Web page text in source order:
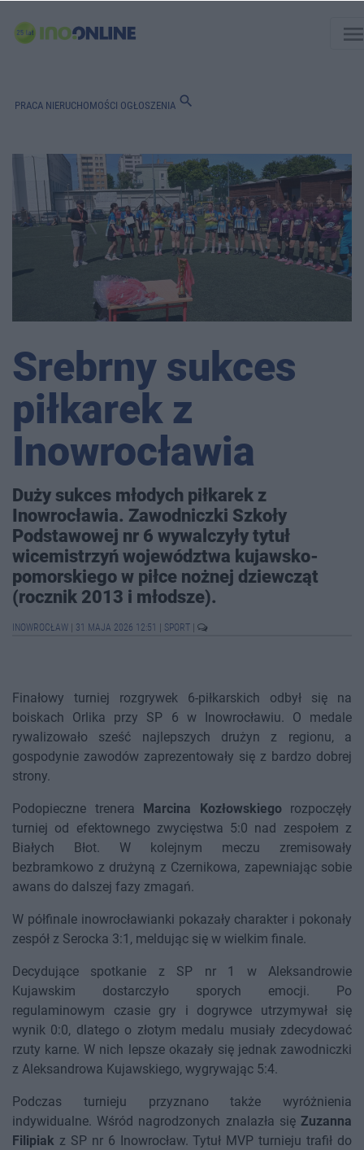
PRACA NIERUCHOMOŚCI OGŁOSZENIA search
Srebrny sukces
piłkarek z
Inowrocławia
Duży sukces młodych piłkarek z
Inowrocławia. Zawodniczki Szkoły
Podstawowej nr 6 wywalczyły tytuł
wicemistrzyń województwa kujawsko-
pomorskiego w piłce nożnej dziewcząt
(rocznik 2013 i młodsze).
INOWROCŁAW 31 MAJA 2026 12:51 SPORT
Finałowy turniej rozgrywek 6-piłkarskich odbył się na
boiskach Orlika przy SP 6 w Inowrocławiu. O medale
rywalizowało sześć najlepszych drużyn z regionu, a
gospodynie zawodów zaprezentowały się z bardzo dobrej
strony.
Podopieczne trenera Marcina Kozłowskiegorozpoczęły
turniej od efektownego zwycięstwa 5:0 nad zespołem z
Białych Błot. W kolejnym meczu zremisowały
bezbramkowo z drużyną z Czernikowa, zapewniając sobie
awans do dalszej fazy zmagań.
W półfinale inowrocławianki pokazały charakter i pokonały
zespół z Serocka 3:1, meldując się w wielkim finale.
Decydujące spotkanie z SP nr 1 w Aleksandrowie
Kujawskim dostarczyło sporych emocji. Po
regulaminowym czasie gry i dogrywce utrzymywał się
wynik 0:0, dlatego o złotym medalu musiały zdecydować
rzuty karne. W nich lepsze okazały się jednak zawodniczki
z Aleksandrowa Kujawskiego, wygrywając 5:4.
Podczas turnieju przyznano także wyróżnienia
indywidualne. Wśród nagrodzonych znalazła się Zuzanna
Filipiak z SP nr 6 Inowrocław. Tytuł MVP turnieju trafił do